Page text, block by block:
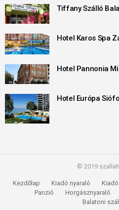
Tiffany Szálló
Hotel Karos Spa
Hotel Pannonia
Hotel Európa
© 2019
Kezdőlap Kiadó nyaraló
Panzió
Horgásznyaraló
Balatoni